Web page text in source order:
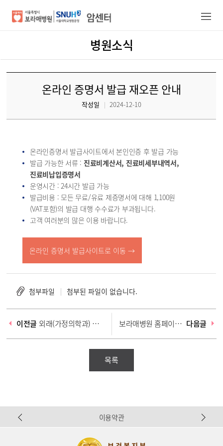
병원소식
온라인 증명서 발급 재오픈 안내
작성일 2024-12-10
온라인증명서 발급사이트에서 본인인증 후 발급 가능
발급 가능한 서류 : 진료비계산서, 진료비세부내역서,
진료비납입증명서
운영시간 : 24시간 발급 가능
발급비용 : 모든 무료/유료 제증명서에 대해 1,100원
(VAT포함)의 발급 대행 수수료가 부과됩니다.
고객 여러분의 많은 이용 바랍니다.
온라인 증명서 발급사이트로 이동 →
첨부파일 첨부된 파일이 없습니다.
이전글 외래(가정의학과) 연장진료 종료 안내 보라매병원 홈페이지 이용 만족도 조사 EVENT(2024.12.18~31.) - 마감되었습니다. 다음글
목록
ev
io
이용약관
ex
t
건강증진정보
진료안내
진료예약